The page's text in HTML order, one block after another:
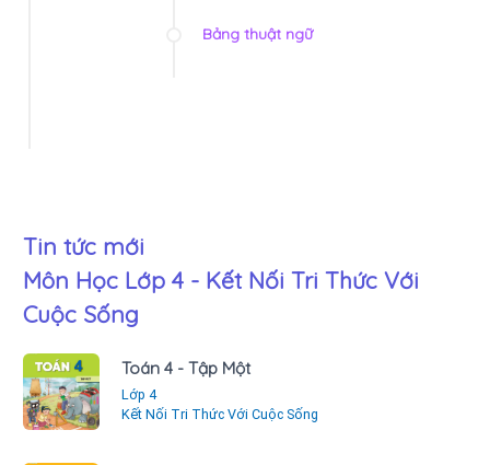
Bảng thuật ngữ
Tin tức mới
Môn Học Lớp 4 - Kết Nối Tri Thức Với
Cuộc Sống
Toán 4 - Tập Một
Lớp 4
Kết Nối Tri Thức Với Cuộc Sống